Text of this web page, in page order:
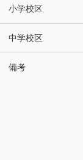
小学校区
中学校区
備考